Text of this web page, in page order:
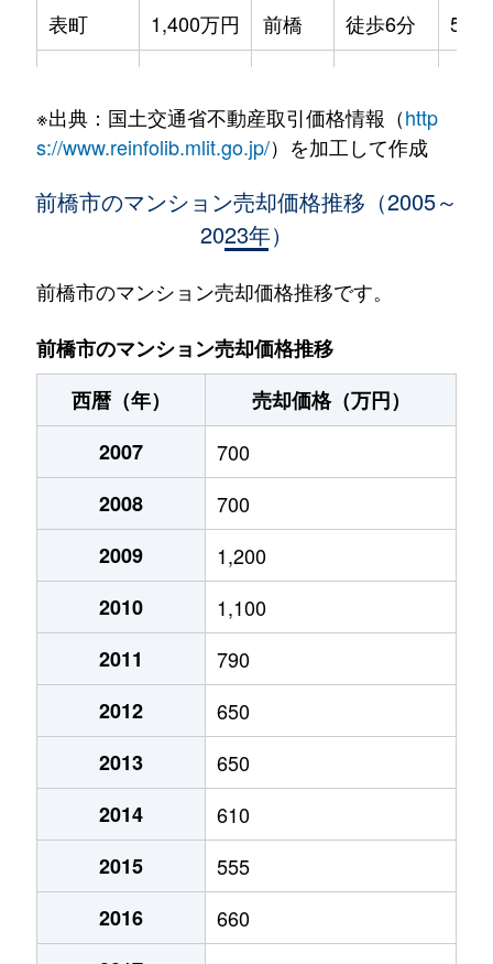
表町
1,400万円 前橋 徒歩6分
文京町
2,500万円 前橋 徒歩14分
320万円 前橋
南町
2,600万円 前橋 徒歩11分
南町
1,100万円 前橋
元総社町
210万円 新前橋 徒歩27分
※出典：国土交通省不動産取引価格情報（http
s://www.reinfolib.mlit.go.jp/）を加工して作成
前橋市のマンション売却価格推移（2005～
2023年）
前橋市のマンション売却価格推移です。
前橋市のマンション売却価格推移
西暦（年）
売却価格（万円）
2007
700
2008
700
2009
1,200
2010
1,100
2011
790
2012
650
2013
650
2014
610
2015
555
2016
660